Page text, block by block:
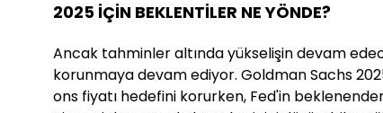
2025 İÇİN BEKLENTİLER NE YÖNDE?
Ancak tahminler altında yükselişin devam
korunmaya devam ediyor. Goldman Sachs
ons fiyatı hedefini korurken, Fed'in